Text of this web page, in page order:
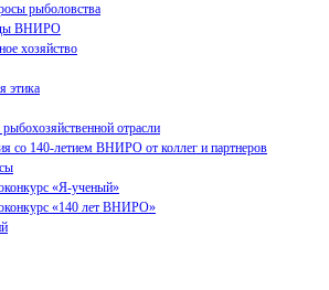
рыболовства
ВНИРО
хозяйство
этика
отрасли
со 140-летием ВНИРО от коллег и партнеров
«Я-ученый»
«140 лет ВНИРО»